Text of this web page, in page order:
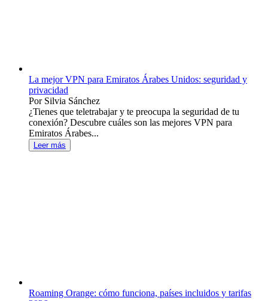
La mejor VPN para Emiratos Árabes Unidos: seguridad y
privacidad
Por Silvia Sánchez
¿Tienes que teletrabajar y te preocupa la seguridad de tu
conexión? Descubre cuáles son las mejores VPN para
Emiratos Árabes...
Leer más
Roaming Orange: cómo funciona, países incluidos y tarifas